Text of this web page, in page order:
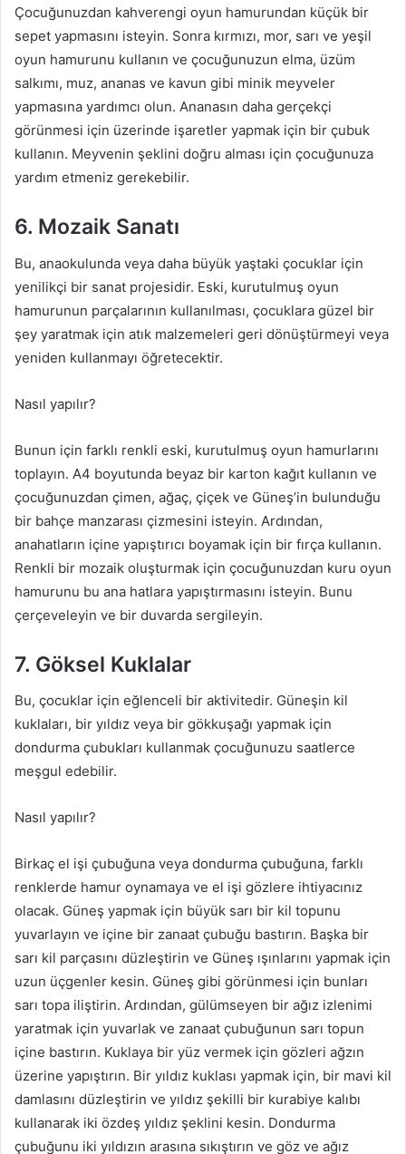
Çocuğunuzdan kahverengi oyun hamurundan küçük bir
sepet yapmasını isteyin. Sonra kırmızı, mor, sarı ve yeşil
oyun hamurunu kullanın ve çocuğunuzun elma, üzüm
salkımı, muz, ananas ve kavun gibi minik meyveler
yapmasına yardımcı olun. Ananasın daha gerçekçi
görünmesi için üzerinde işaretler yapmak için bir çubuk
kullanın. Meyvenin şeklini doğru alması için çocuğunuza
yardım etmeniz gerekebilir.
6. Mozaik Sanatı
Bu, anaokulunda veya daha büyük yaştaki çocuklar için
yenilikçi bir sanat projesidir. Eski, kurutulmuş oyun
hamurunun parçalarının kullanılması, çocuklara güzel bir
şey yaratmak için atık malzemeleri geri dönüştürmeyi veya
yeniden kullanmayı öğretecektir.
Nasıl yapılır?
Bunun için farklı renkli eski, kurutulmuş oyun hamurlarını
toplayın. A4 boyutunda beyaz bir karton kağıt kullanın ve
çocuğunuzdan çimen, ağaç, çiçek ve Güneş’in bulunduğu
bir bahçe manzarası çizmesini isteyin. Ardından,
anahatların içine yapıştırıcı boyamak için bir fırça kullanın.
Renkli bir mozaik oluşturmak için çocuğunuzdan kuru oyun
hamurunu bu ana hatlara yapıştırmasını isteyin. Bunu
çerçeveleyin ve bir duvarda sergileyin.
7. Göksel Kuklalar
Bu, çocuklar için eğlenceli bir aktivitedir. Güneşin kil
kuklaları, bir yıldız veya bir gökkuşağı yapmak için
dondurma çubukları kullanmak çocuğunuzu saatlerce
meşgul edebilir.
Nasıl yapılır?
Birkaç el işi çubuğuna veya dondurma çubuğuna, farklı
renklerde hamur oynamaya ve el işi gözlere ihtiyacınız
olacak. Güneş yapmak için büyük sarı bir kil topunu
yuvarlayın ve içine bir zanaat çubuğu bastırın. Başka bir
sarı kil parçasını düzleştirin ve Güneş ışınlarını yapmak için
uzun üçgenler kesin. Güneş gibi görünmesi için bunları
sarı topa iliştirin. Ardından, gülümseyen bir ağız izlenimi
yaratmak için yuvarlak ve zanaat çubuğunun sarı topun
içine bastırın. Kuklaya bir yüz vermek için gözleri ağzın
üzerine yapıştırın. Bir yıldız kuklası yapmak için, bir mavi kil
damlasını düzleştirin ve yıldız şekilli bir kurabiye kalıbı
kullanarak iki özdeş yıldız şeklini kesin. Dondurma
çubuğunu iki yıldızın arasına sıkıştırın ve göz ve ağız